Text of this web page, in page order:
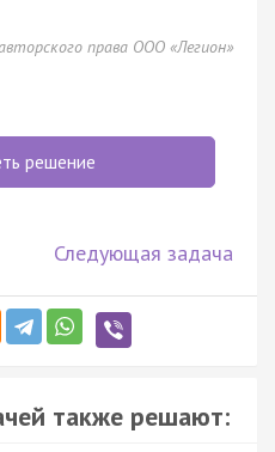
права ООО «Легион»
решение
Следующая задача
также решают: